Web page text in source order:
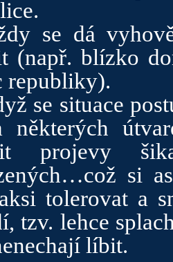
se dá
(např. blízko
republiky).
se situace
některých
projevy
si
tolerovat a
tzv. lehce
líbit.